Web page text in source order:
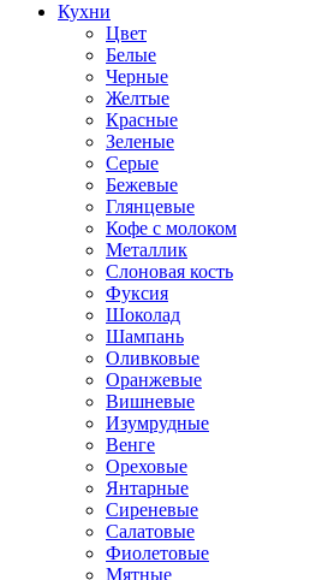
Кухни
Цвет
Белые
Черные
Желтые
Красные
Зеленые
Серые
Бежевые
Глянцевые
Кофе с молоком
Металлик
Слоновая кость
Фуксия
Шоколад
Шампань
Оливковые
Оранжевые
Вишневые
Изумрудные
Венге
Ореховые
Янтарные
Сиреневые
Салатовые
Фиолетовые
Мятные